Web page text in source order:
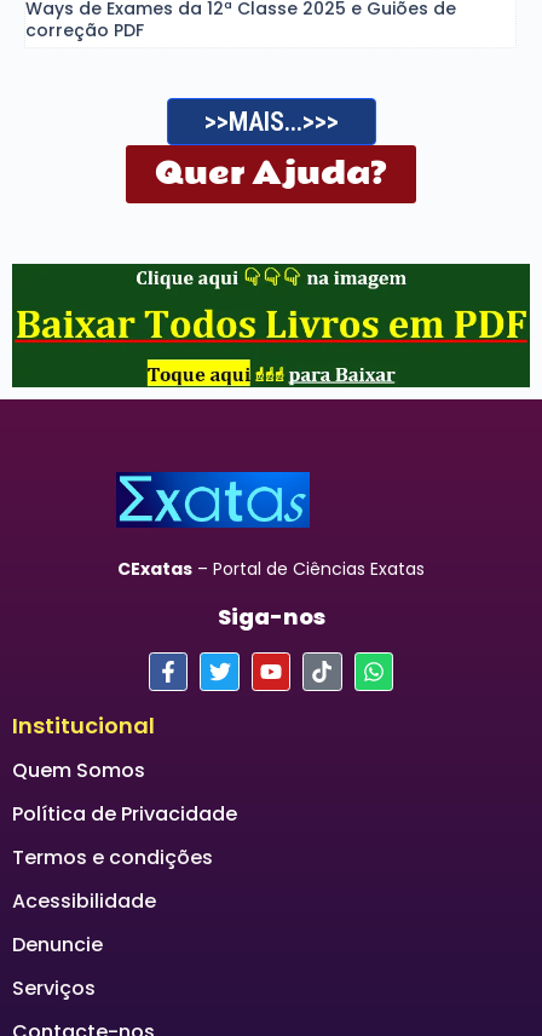
Ways de Exames da 12ª Classe 2025 e Guiões de
correção PDF
>>MAIS...>>>
Quer Ajuda?
CExatas – Portal de Ciências Exatas
Siga-nos
Institucional
Quem Somos
Política de Privacidade
Termos e condições
Acessibilidade
Denuncie
Serviços